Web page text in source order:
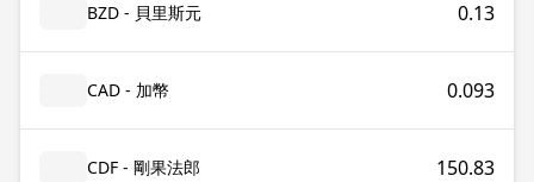
BZD - 貝里斯元 0.13
CAD - 加幣 0.093
CDF - 剛果法郎 150.83